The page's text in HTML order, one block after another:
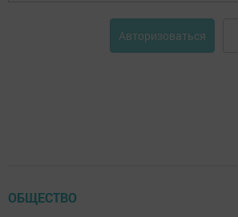
Авторизоваться
ОБЩЕСТВО